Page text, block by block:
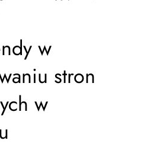
w
stron
w